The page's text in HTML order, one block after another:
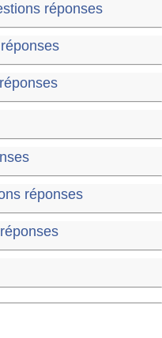
réponses
réponses